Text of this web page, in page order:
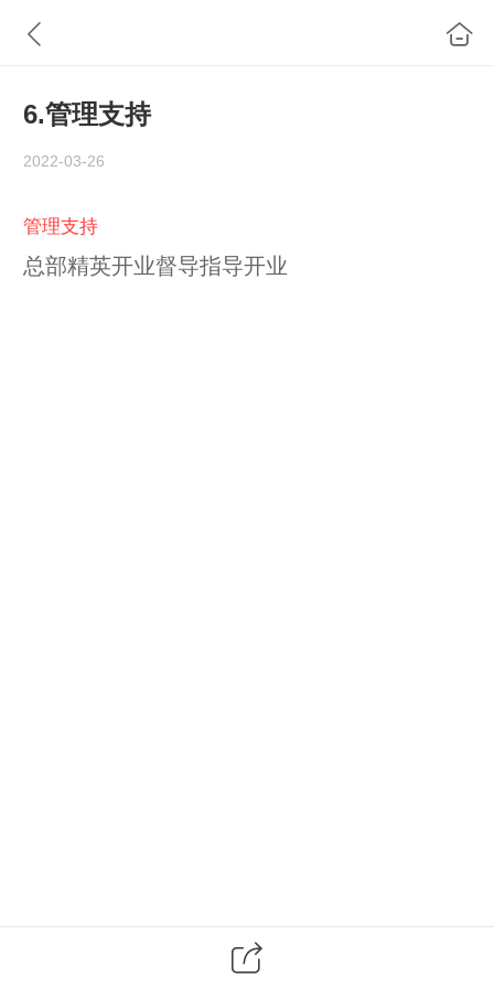
6.管理支持
2022-03-26
管理支持
总部精英开业督导指导开业